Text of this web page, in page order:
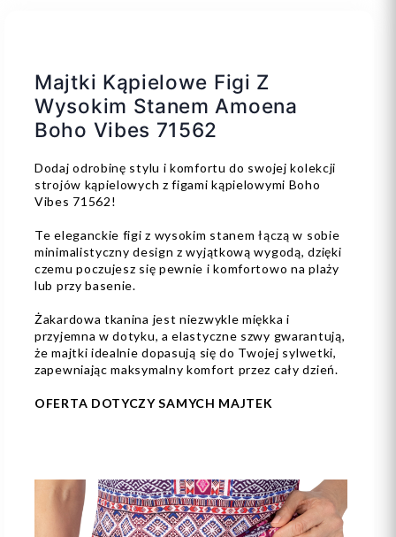
Majtki Kąpielowe Figi Z
Wysokim Stanem Amoena
Boho Vibes 71562
Dodaj odrobinę stylu i komfortu do swojej kolekcji
strojów kąpielowych z figami kąpielowymi Boho
Vibes 71562!
Te eleganckie figi z wysokim stanem łączą w sobie
minimalistyczny design z wyjątkową wygodą, dzięki
czemu poczujesz się pewnie i komfortowo na plaży
lub przy basenie.
Żakardowa tkanina jest niezwykle miękka i
przyjemna w dotyku, a elastyczne szwy gwarantują,
że majtki idealnie dopasują się do Twojej sylwetki,
zapewniając maksymalny komfort przez cały dzień.
OFERTA DOTYCZY SAMYCH MAJTEK